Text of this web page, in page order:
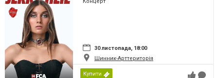
Концерт
30 листопада, 18:00
Шинник-Арттериторія
Купити